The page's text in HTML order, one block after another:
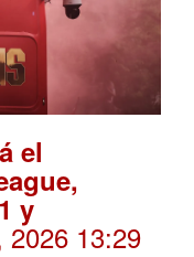
el
y
2026 13:29